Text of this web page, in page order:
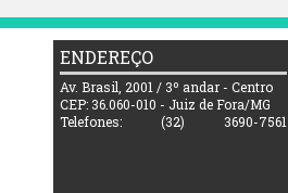
ENDEREÇO
Av. Brasil, 2001 / 3º andar - Centro
CEP: 36.060-010 - Juiz de Fora/MG
Telefones: (32) 3690-7561